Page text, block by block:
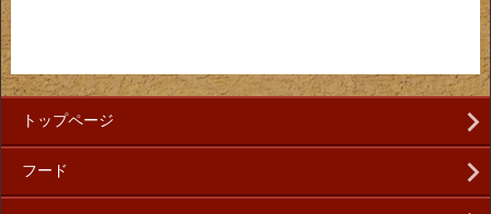
トップページ
フード